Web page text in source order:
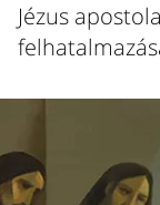
Jézus